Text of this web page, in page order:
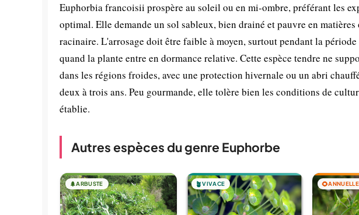
Euphorbia francoisii prospère au soleil ou en mi-ombre, préférant les
optimal. Elle demande un sol sableux, bien drainé et pauvre en
racinaire. L'arrosage doit être faible à moyen, surtout pendant la
quand la plante entre en dormance relative. Cette espèce tendre ne
dans les régions froides, avec une protection hivernale ou un abri
deux à trois ans. Peu gourmande, elle tolère bien les conditions de
établie.
Autres espèces du genre Euphorbe
🌲ARBUSTE 🪴VIVACE 🌻ANNUELLE